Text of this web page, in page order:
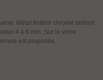
Métal finition chromé brillant
4 à 6 mm. Sur le verre
est proposée...